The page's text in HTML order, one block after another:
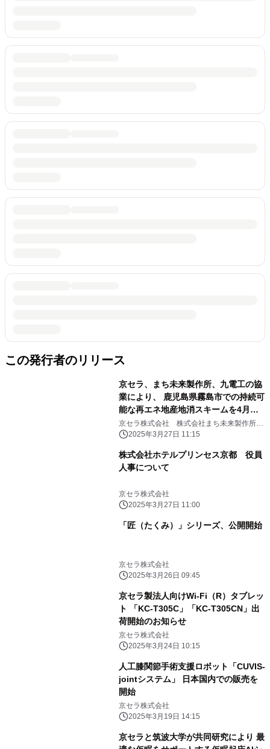
この発行者のリリース
京セラ、まち未来製作所、九電工の協
業により、 鹿児島県霧島市での持続可
能な再エネ地産地消スキームを4月よ
り開始
京セラ株式会社 株式会社まち未来製作所
株式会社九電工 鹿児島県霧島市
2025年3月27日 11:15
株式会社ホテルプリンセス京都 役員
人事について
京セラ株式会社
2025年3月27日 11:00
「匠（たくみ）」シリーズ、公開開始
京セラ株式会社
2025年3月26日 09:45
京セラ製法人向けWi-Fi（R）タブレッ
ト 「KC-T305C」「KC-T305CN」出
荷開始のお知らせ
京セラ株式会社
2025年3月24日 10:15
人工膝関節手術支援ロボット「CUVIS-
jointシステム」 日本国内での販売を
開始
京セラ株式会社
2025年3月19日 14:15
京セラと筑波大学が共同研究により 最